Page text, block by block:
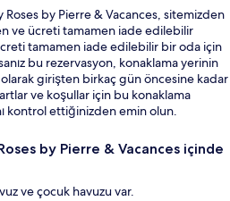
by Pierre & Vacances, sitemizden
ve ücreti tamamen iade edilebilir
tamamen iade edilebilir bir oda için
bu rezervasyon, konaklama yerinin
olarak girişten birkaç gün öncesine kadar
ve koşullar için bu konaklama
kontrol ettiğinizden emin olun.
by Pierre & Vacances içinde
ve çocuk havuzu var.